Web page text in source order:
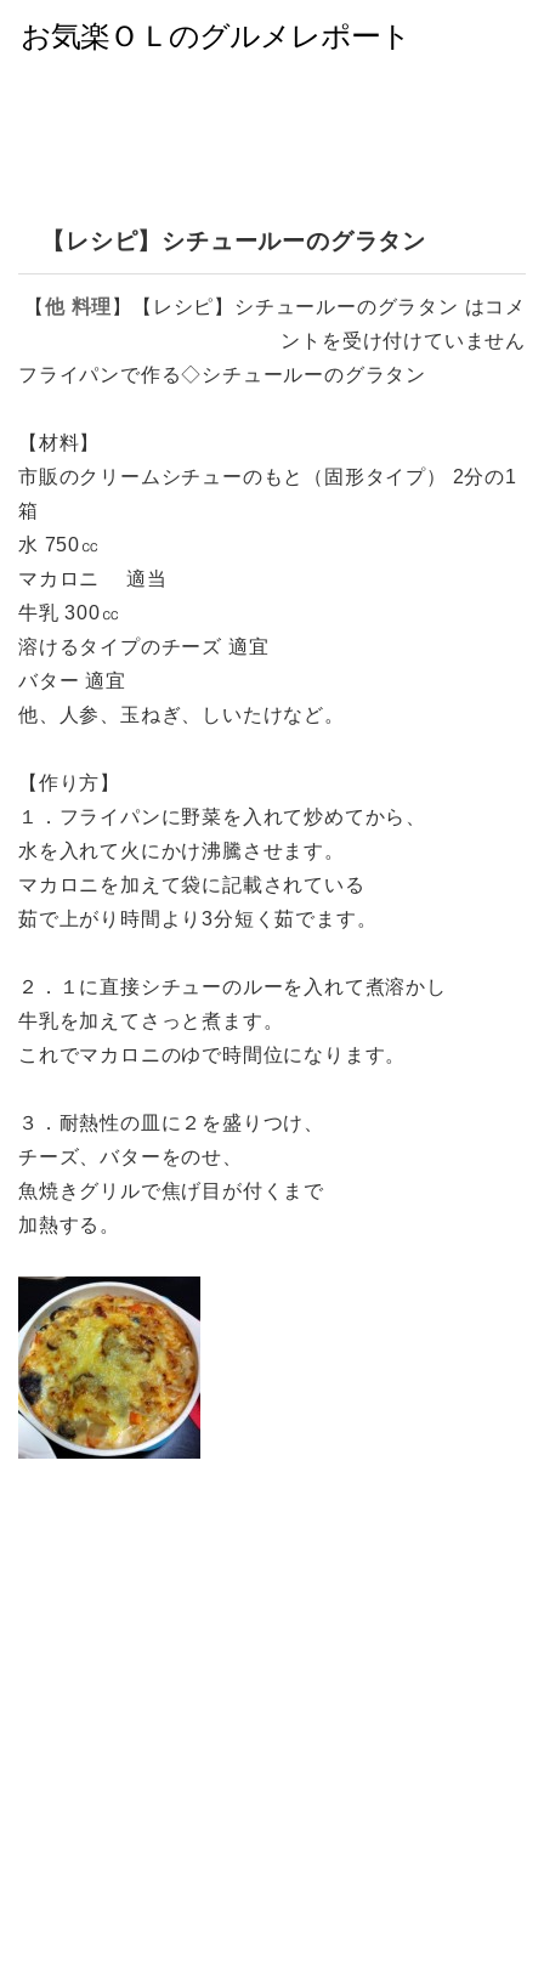
【レシピ】シチュールーのグラタン
【 他 料理 】 【レシピ】シチュールーのグラタン はコメ
ントを受け付けていません
フライパンで作る◇シチュールーのグラタン
【材料】
市販のクリームシチューのもと（固形タイプ） 2分の1
箱
水 750㏄
マカロニ 適当
牛乳 300㏄
溶けるタイプのチーズ 適宜
バター 適宜
他、人参、玉ねぎ、しいたけなど。
【作り方】
１．フライパンに野菜を入れて炒めてから、
水を入れて火にかけ沸騰させます。
マカロニを加えて袋に記載されている
茹で上がり時間より3分短く茹でます。
２．１に直接シチューのルーを入れて煮溶かし
牛乳を加えてさっと煮ます。
これでマカロニのゆで時間位になります。
３．耐熱性の皿に２を盛りつけ、
チーズ、バターをのせ、
魚焼きグリルで焦げ目が付くまで
加熱する。